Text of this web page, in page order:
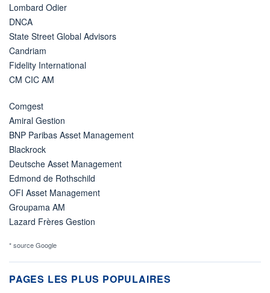
Lombard Odier
DNCA
State Street Global Advisors
Candriam
Fidelity International
CM CIC AM
Comgest
Amiral Gestion
BNP Paribas Asset Management
Blackrock
Deutsche Asset Management
Edmond de Rothschild
OFI Asset Management
Groupama AM
Lazard Frères Gestion
* source Google
PAGES LES PLUS POPULAIRES